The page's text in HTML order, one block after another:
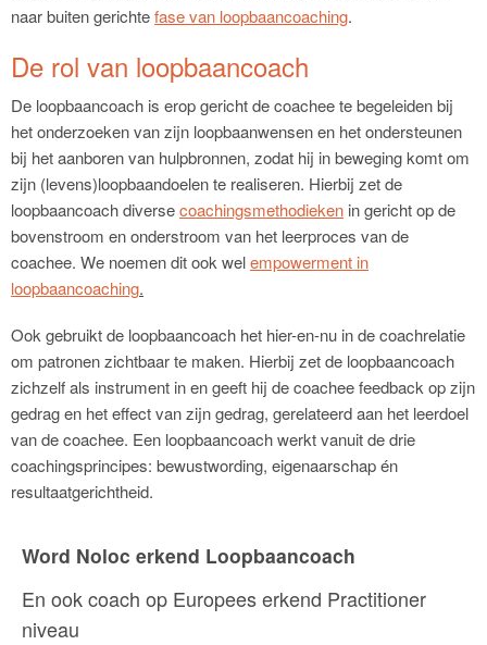
naar buiten gerichtefase van loopbaancoaching.
De rol van loopbaancoach
De loopbaancoach is erop gericht de coachee te begeleiden bij
het onderzoeken van zijn loopbaanwensen en het ondersteunen
bij het aanboren van hulpbronnen, zodat hij in beweging komt om
zijn (levens)loopbaandoelen te realiseren. Hierbij zet de
loopbaancoach diversecoachingsmethodieken in gericht op de
bovenstroom en onderstroom van het leerproces van de
coachee. We noemen dit ook welempowerment in
loopbaancoaching.
Ook gebruikt de loopbaancoach het hier-en-nu in de coachrelatie
om patronen zichtbaar te maken. Hierbij zet de loopbaancoach
zichzelf als instrument in en geeft hij de coachee feedback op zijn
gedrag en het effect van zijn gedrag, gerelateerd aan het leerdoel
van de coachee. Een loopbaancoach werkt vanuit de drie
coachingsprincipes: bewustwording, eigenaarschap én
resultaatgerichtheid.
Word Noloc erkend Loopbaancoach
En ook coach op Europees erkend Practitioner
niveau